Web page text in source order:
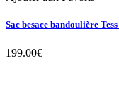
Sac besace bandoulière
199.00€